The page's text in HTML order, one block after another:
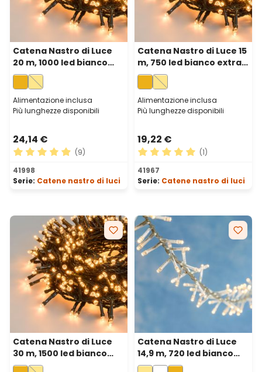
Catena Nastro di Luce
20 m, 1000 led bianco
extra caldo, cavo verde
Alimentazione inclusa
Più lunghezze disponibili
24,14 €
Valutazione media di 4.89 su 5 stelle
(9)
41998
Serie: Catene nastro di luci
Catena Nastro di Luce 15
m, 750 led bianco extra
caldo, cavo verde
Alimentazione inclusa
Più lunghezze disponibili
19,22 €
Valutazione media di 5 su
(1)
41967
Serie: Catene nastro di luci
Catena Nastro di Luce
30 m, 1500 led bianco
extra caldo, cavo verde
Catena Nastro di Luce
14,9 m, 720 led bianco
caldo, cavo trasparente